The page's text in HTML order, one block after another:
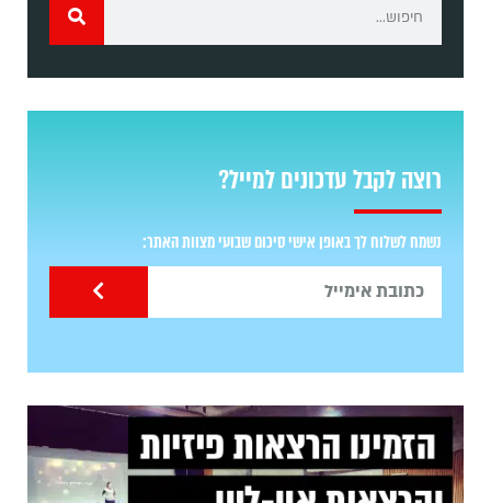
רוצה לקבל עדכונים למייל?
נשמח לשלוח לך באופן אישי סיכום שבועי מצוות האתר: